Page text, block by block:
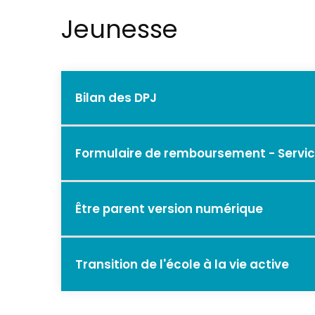
Jeunesse
Bilan des DPJ
Bilan des directeurs de la protection
Formulaire de remboursement -
Formulaires à l’intention des familles
Formulaire de remboursement de
Demande de remboursement pour
Être parent version numérique
Être parent version numérique
Transition de l'école à la vie active